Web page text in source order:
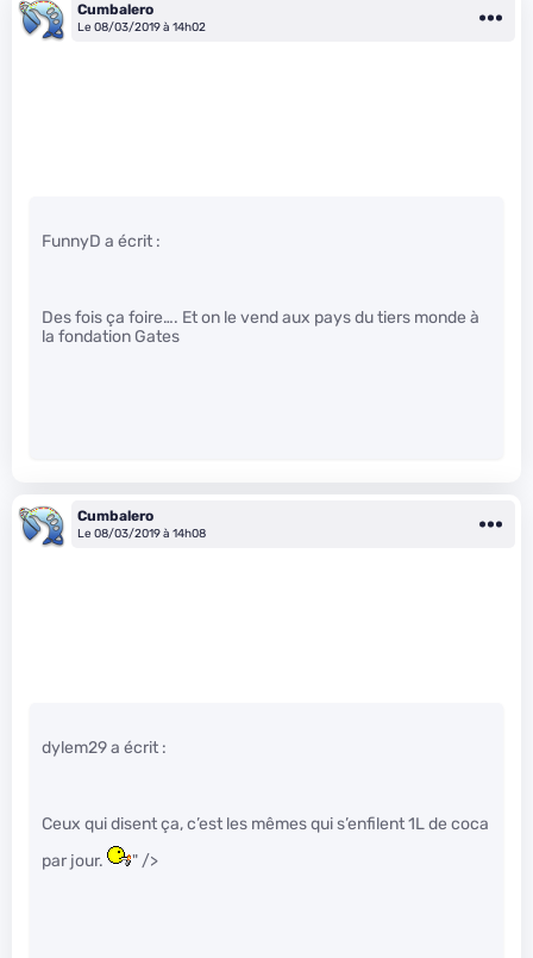
Cumbalero
Le 08/03/2019 à 14h02
FunnyD a écrit :
Des fois ça foire…. Et on le vend aux pays du tiers monde à
la fondation Gates
Cumbalero
Le 08/03/2019 à 14h08
dylem29 a écrit :
Ceux qui disent ça, c’est les mêmes qui s’enfilent 1L de coca
par jour.
" />